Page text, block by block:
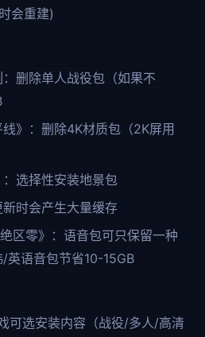
会重建)
：删除单人战役包（如果不
线》：删除4K材质包（2K屏用
：选择性安装地景包
新时会产生大量缓存
区零》：语音包可只保留一种
/英语音包节省10-15GB
可选安装内容（战役/多人/高清